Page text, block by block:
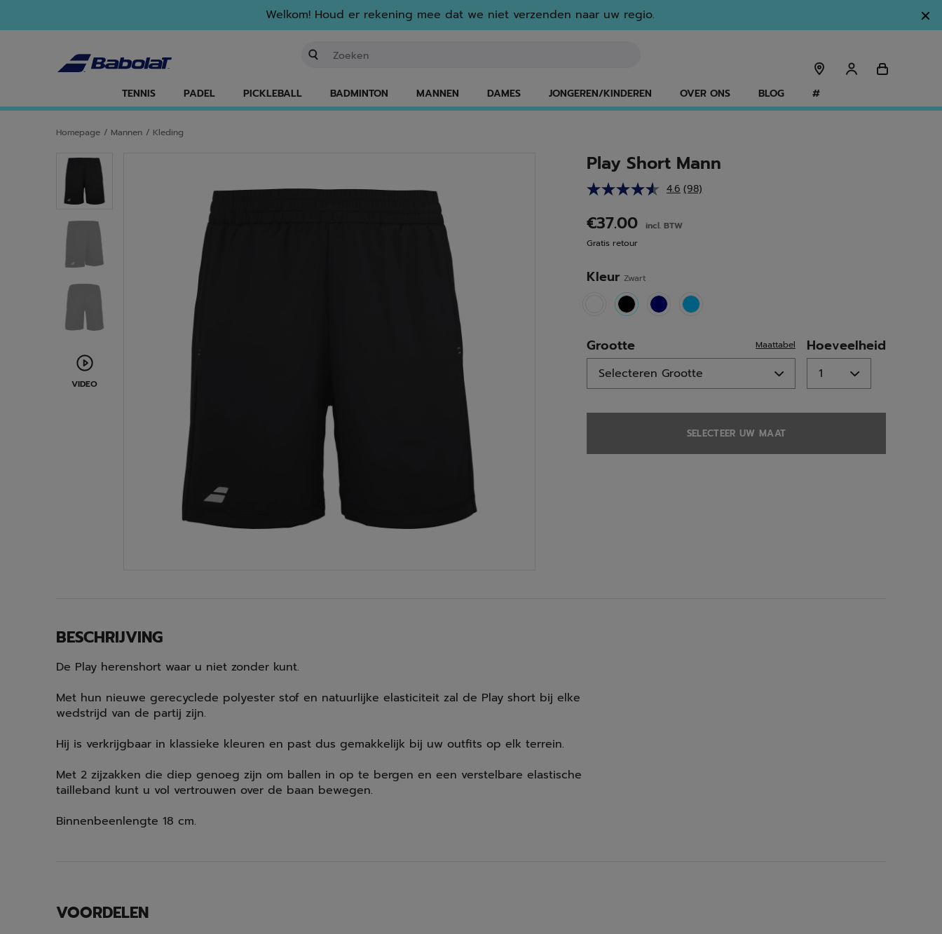
Welkom! Houd er rekening mee dat we niet verzenden naar uw regio.
TENNIS PADEL PICKLEBALL BADMINTON MANNEN DAMES JONGEREN/KINDEREN OVER ONS BLOG #
Homepage / Mannen / Kleding
VIDEO
Play Short Mann
4.6 Lees
(98)
€37.00
incl. BTW
Gratis retour
Kleur Zwart
selected
Grootte Maattabel Hoeveelheid
SELECTEER UW MAAT
BESCHRIJVING
De Play herenshort waar u niet zonder kunt.
Met hun nieuwe gerecyclede polyester stof en natuurlijke elasticiteit zal de Play short bij elke
wedstrijd van de partij zijn.
Hij is verkrijgbaar in klassieke kleuren en past dus gemakkelijk bij uw outfits op elk terrein.
Met 2 zijzakken die diep genoeg zijn om ballen in op te bergen en een verstelbare elastische
tailleband kunt u vol vertrouwen over de baan bewegen.
Binnenbeenlengte 18 cm.
VOORDELEN